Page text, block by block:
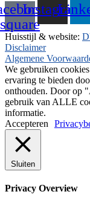
square
Instagram
Huisstijl & website:
Disclaimer
Algemene
We gebruiken
ervaring te bieden
onthouden. Door op
gebruik van ALLE
informatie.
Accepteren
Sluiten
Privacy Overview